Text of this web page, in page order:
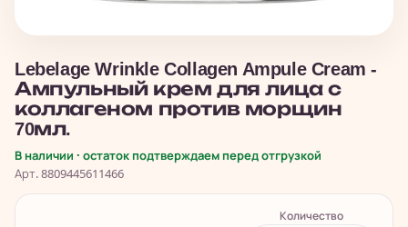
Lebelage Wrinkle Collagen Ampule Cream -
Ампульный крем для лица с
коллагеном против морщин
70мл.
В наличии · остаток подтверждаем перед отгрузкой
Арт. 8809445611466
Количество